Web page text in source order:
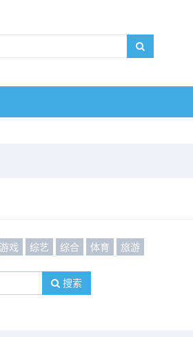
游戏 综艺 综合 体育 旅游
搜索